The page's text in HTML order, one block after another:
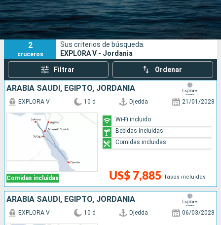
Fecha de salida
Puertos Compañías
Buscar
2
cruceros
Sus criterios de búsqueda:
EXPLORA V - Jordania
Filtrar Ordenar
ARABIA SAUDÍ, EGIPTO, JORDANIA
Comidas incluidas
EXPLORA V 10 d Djedda 21/01/2028
US$ 7,885 Tasas incluidas
Wi-Fi incluido
Bebidas Incluidas
Comidas incluidas
ARABIA SAUDÍ, EGIPTO, JORDANIA
EXPLORA V 10 d Djedda 06/03/2028